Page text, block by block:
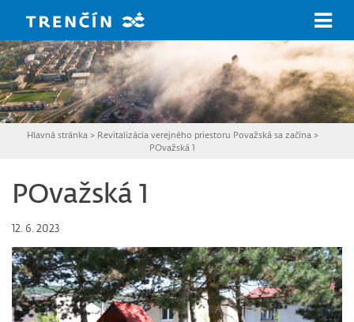
Hlavná stránka > Revitalizácia verejného priestoru Považská sa začína >
POvažská 1
POvažská 1
12. 6. 2023